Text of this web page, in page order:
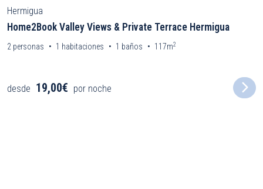
Hermigua
Home2Book Valley Views & Private Terrace Hermigua
2 personas 1 habitaciones 1 baños 117m2
desde 19,00€ por noche